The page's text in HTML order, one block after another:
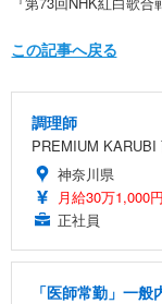
この記事へ戻る
調理師
PREMIUM
神奈川県
月給30万1,000
正社員
「医師常勤」一